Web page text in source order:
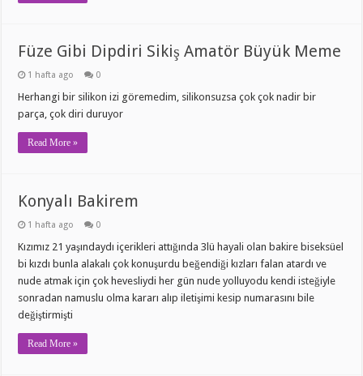
Füze Gibi Dipdiri Sikiş Amatör Büyük Meme
1 hafta ago 0
Herhangi bir silikon izi göremedim, silikonsuzsa çok çok nadir bir
parça, çok diri duruyor
Read More »
Konyalı Bakirem
1 hafta ago 0
Kızımız 21 yaşındaydı içerikleri attığında 3lü hayali olan bakire biseksüel
bi kızdı bunla alakalı çok konuşurdu beğendiği kızları falan atardı ve
nude atmak için çok hevesliydi her gün nude yolluyodu kendi isteğiyle
sonradan namuslu olma kararı alıp iletişimi kesip numarasını bile
değiştirmişti
Read More »